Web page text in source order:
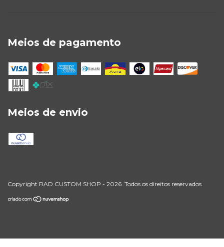
Meios de pagamento
Meios de envio
Copyright RAD CUSTOM SHOP - 2026. Todos os direitos reservados.